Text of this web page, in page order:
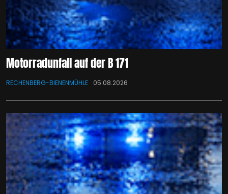
Motorradunfall auf der B 171
RECHENBERG-BIENENMÜHLE 05.08.2026